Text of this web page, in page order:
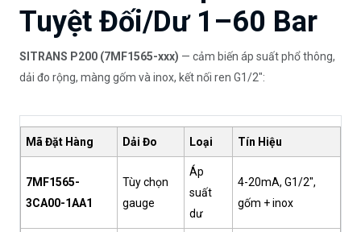
Tuyệt Đối/Dư 1–60 Bar
SITRANS P200 (7MF1565-xxx) — cảm biến áp suất phổ thông,
dải đo rộng, màng gốm và inox, kết nối ren G1/2":
Mã Đặt Hàng Dải Đo Loại Tín Hiệu
7MF1565-
3CA00-1AA1
Tùy chọn
gauge
Áp
suất
dư
4-20mA, G1/2",
gốm + inox